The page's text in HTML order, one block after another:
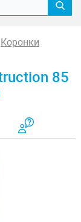
Коронки
85